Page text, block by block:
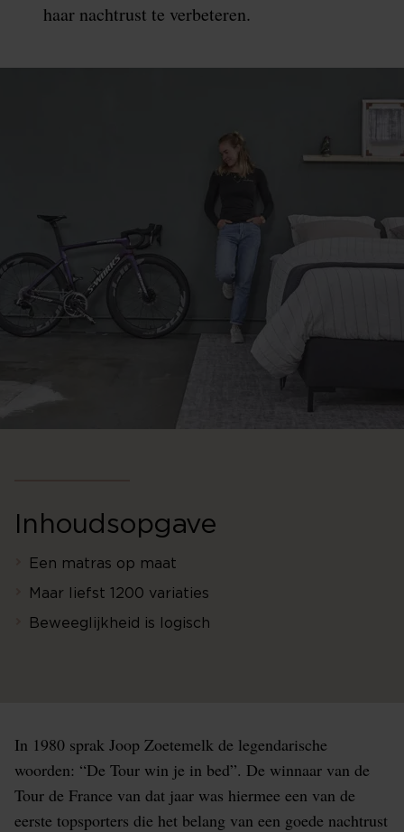
haar nachtrust te verbeteren.
Inhoudsopgave
Een matras op maat
Maar liefst 1200 variaties
Beweeglijkheid is logisch
In 1980 sprak Joop Zoetemelk de legendarische
woorden: “De Tour win je in bed”. De winnaar van de
Tour de France van dat jaar was hiermee een van de
eerste topsporters die het belang van een goede nachtrust